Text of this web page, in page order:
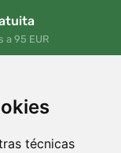
técnicas
a 95 EUR
cualquier momento